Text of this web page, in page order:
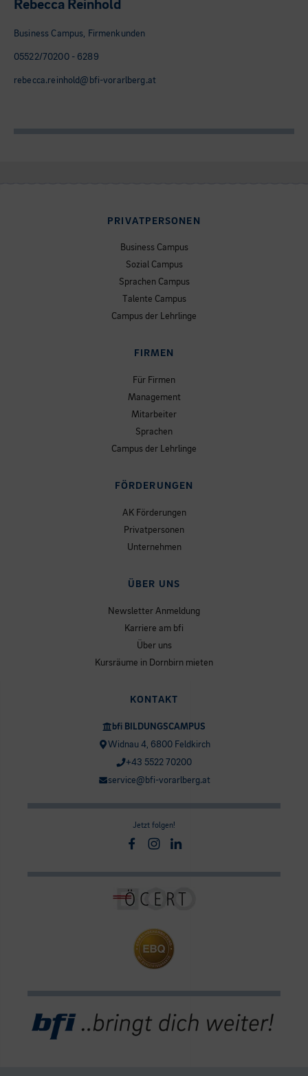
Rebecca Reinhold
Business Campus, Firmenkunden
05522/70200 - 6289
rebecca.reinhold@bfi-vorarlberg.at
PRIVATPERSONEN
Business Campus
Sozial Campus
Sprachen Campus
Talente Campus
Campus der Lehrlinge
FIRMEN
Für Firmen
Management
Mitarbeiter
Sprachen
Campus der Lehrlinge
FÖRDERUNGEN
AK Förderungen
Privatpersonen
Unternehmen
ÜBER UNS
Newsletter Anmeldung
Karriere am bfi
Über uns
Kursräume in Dornbirn mieten
KONTAKT
bfi BILDUNGSCAMPUS
Widnau 4, 6800 Feldkirch
+43 5522 70200
service@bfi-vorarlberg.at
Jetzt folgen!
Facebook
Instagram
Linkedin